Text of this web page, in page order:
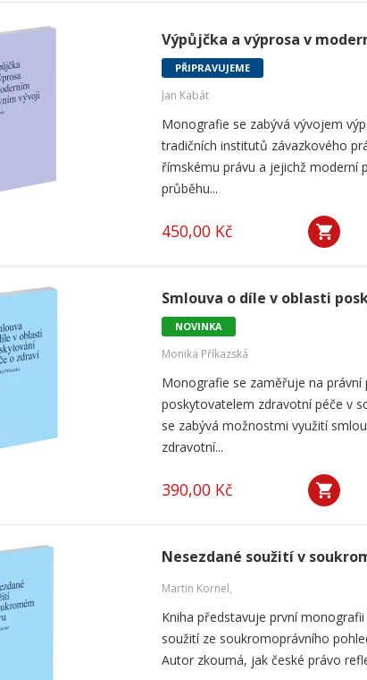
Výpůjčka a výprosa v
PŘIPRAVUJEME
Jan Kabát
Monografie se zabývá vývojem
tradičních institutů závazkového
římskému právu a jejichž moderní
průběhu...
450,00 Kč
Smlouva o díle v oblasti
NOVINKA
Monika Příkazská
Monografie se zaměřuje na
poskytovatelem zdravotní péče v
se zabývá možnostmi využití
zdravotní...
390,00 Kč
Nesezdané soužití v
Martin Kornel,
Kniha představuje první
soužití ze soukromoprávního
Autor zkoumá, jak české právo